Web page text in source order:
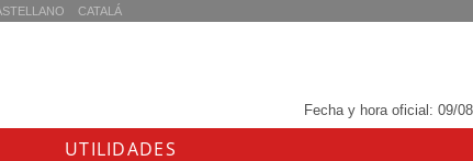
Fecha y hora oficial: 09/
UTILIDADES